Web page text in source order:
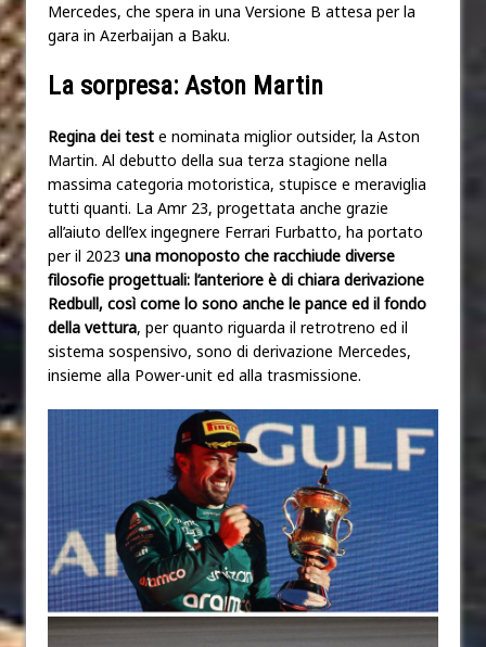
Mercedes, che spera in una Versione B attesa per la
gara in Azerbaijan a Baku.
La sorpresa: Aston Martin
Regina dei test e nominata miglior outsider, la Aston
Martin. Al debutto della sua terza stagione nella
massima categoria motoristica, stupisce e meraviglia
tutti quanti. La Amr 23, progettata anche grazie
all’aiuto dell’ex ingegnere Ferrari Furbatto, ha portato
per il 2023 una monoposto che racchiude diverse
filosofie progettuali: l’anteriore è di chiara derivazione
Redbull, così come lo sono anche le pance ed il fondo
della vettura, per quanto riguarda il retrotreno ed il
sistema sospensivo, sono di derivazione Mercedes,
insieme alla Power-unit ed alla trasmissione.